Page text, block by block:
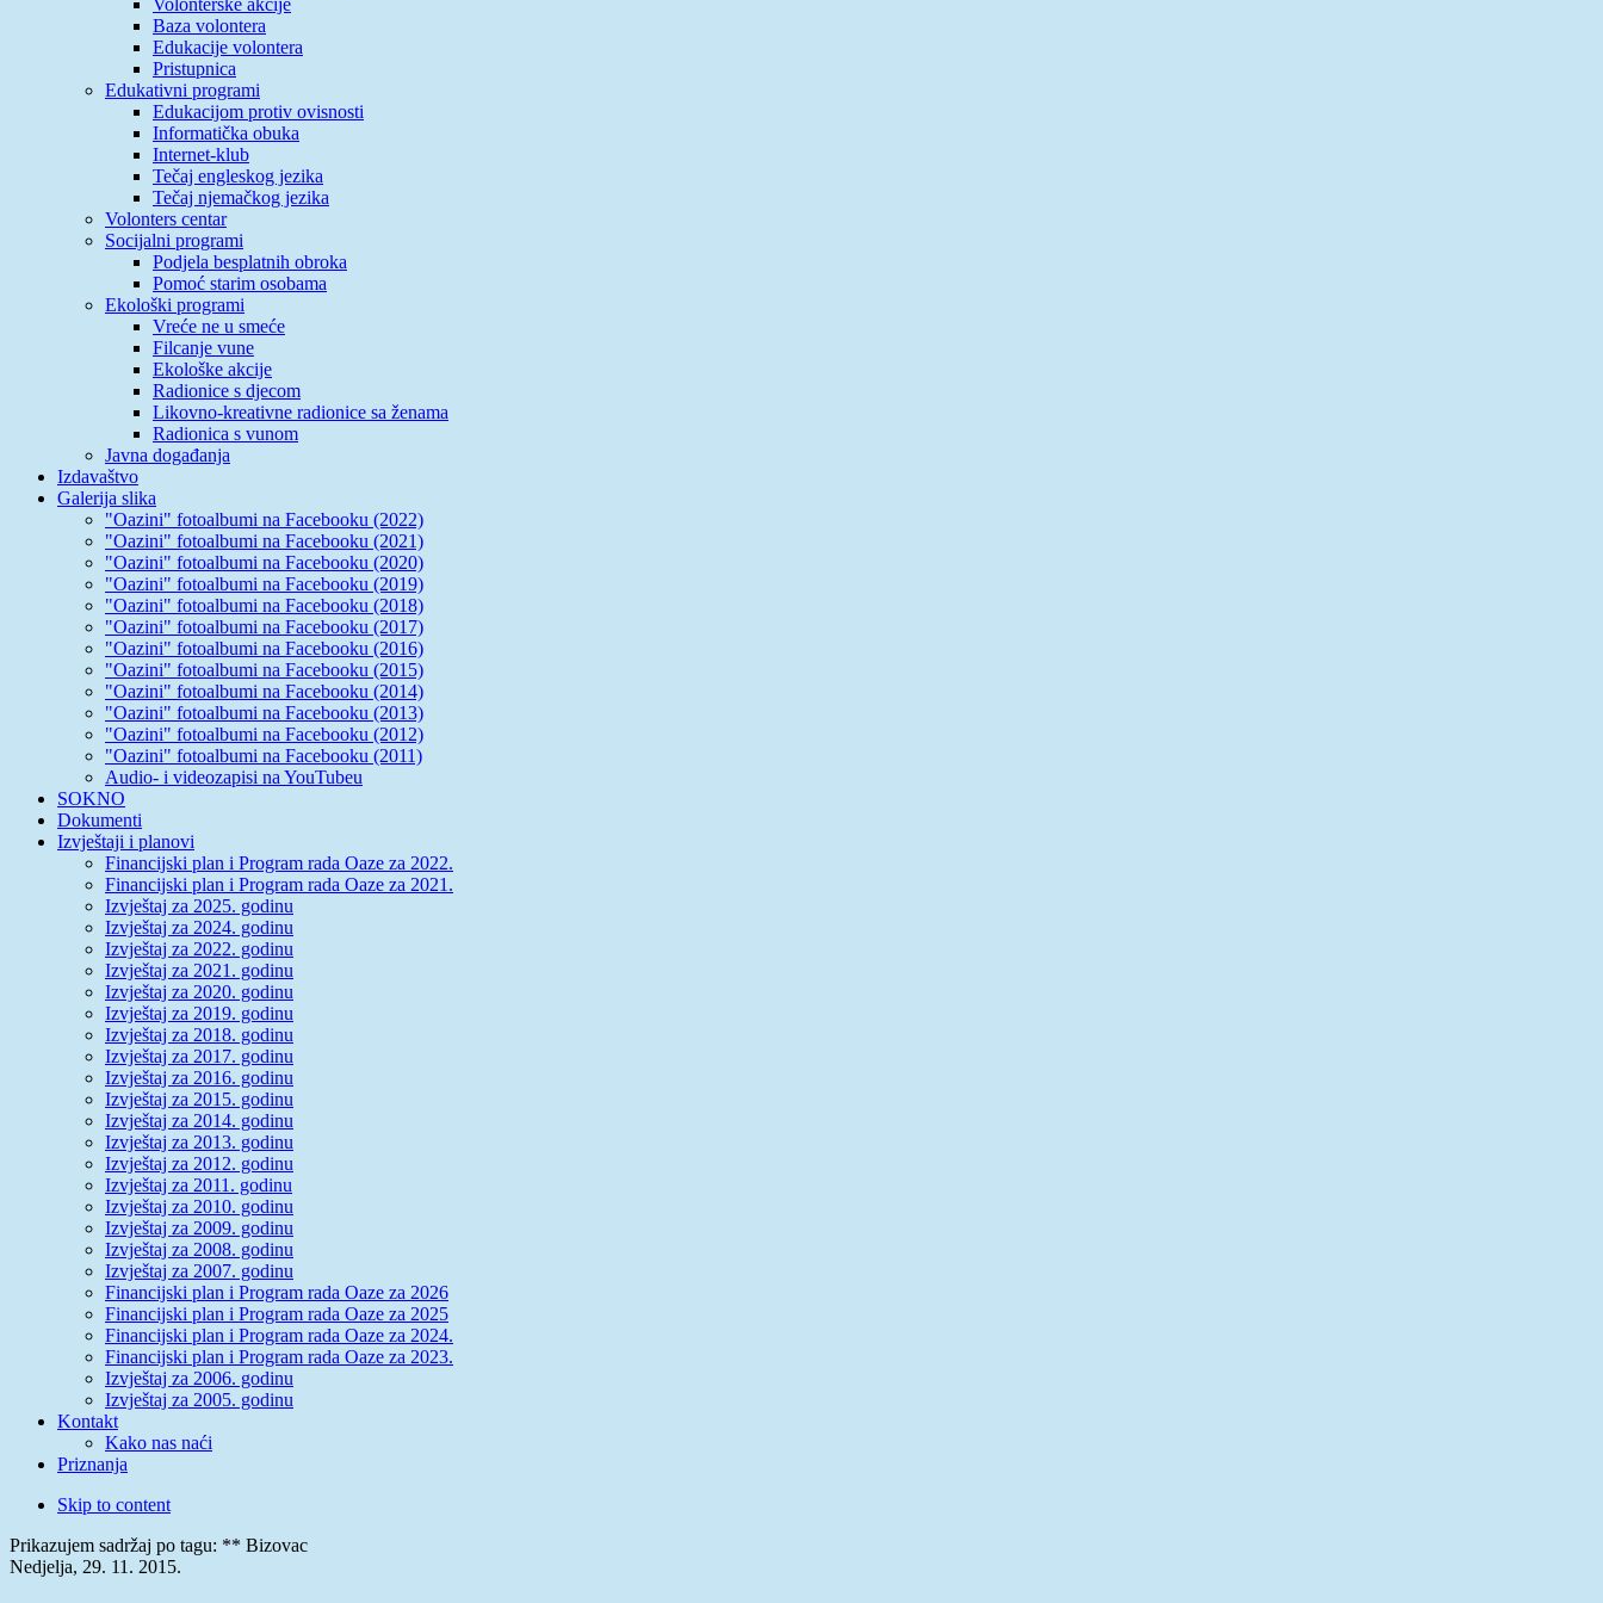
Baza volontera
Edukacije volontera
Pristupnica
Edukativni programi
Edukacijom protiv ovisnosti
Informatička obuka
Internet-klub
Tečaj engleskog jezika
Tečaj njemačkog jezika
Volonters centar
Socijalni programi
Podjela besplatnih obroka
Pomoć starim osobama
Ekološki programi
Vreće ne u smeće
Filcanje vune
Ekološke akcije
Radionice s djecom
Likovno-kreativne radionice sa ženama
Radionica s vunom
Javna događanja
Izdavaštvo
Galerija slika
"Oazini" fotoalbumi na Facebooku (2022)
"Oazini" fotoalbumi na Facebooku (2021)
"Oazini" fotoalbumi na Facebooku (2020)
"Oazini" fotoalbumi na Facebooku (2019)
"Oazini" fotoalbumi na Facebooku (2018)
"Oazini" fotoalbumi na Facebooku (2017)
"Oazini" fotoalbumi na Facebooku (2016)
"Oazini" fotoalbumi na Facebooku (2015)
"Oazini" fotoalbumi na Facebooku (2014)
"Oazini" fotoalbumi na Facebooku (2013)
"Oazini" fotoalbumi na Facebooku (2012)
"Oazini" fotoalbumi na Facebooku (2011)
Audio- i videozapisi na YouTubeu
SOKNO
Dokumenti
Izvještaji i planovi
Financijski plan i Program rada Oaze za 2022.
Financijski plan i Program rada Oaze za 2021.
Izvještaj za 2025. godinu
Izvještaj za 2024. godinu
Izvještaj za 2022. godinu
Izvještaj za 2021. godinu
Izvještaj za 2020. godinu
Izvještaj za 2019. godinu
Izvještaj za 2018. godinu
Izvještaj za 2017. godinu
Izvještaj za 2016. godinu
Izvještaj za 2015. godinu
Izvještaj za 2014. godinu
Izvještaj za 2013. godinu
Izvještaj za 2012. godinu
Izvještaj za 2011. godinu
Izvještaj za 2010. godinu
Izvještaj za 2009. godinu
Izvještaj za 2008. godinu
Izvještaj za 2007. godinu
Financijski plan i Program rada Oaze za 2026
Financijski plan i Program rada Oaze za 2025
Financijski plan i Program rada Oaze za 2024.
Financijski plan i Program rada Oaze za 2023.
Izvještaj za 2006. godinu
Izvještaj za 2005. godinu
Kontakt
Kako nas naći
Priznanja
Skip to content
Prikazujem sadržaj po tagu: ** Bizovac
Nedjelja, 29. 11. 2015.